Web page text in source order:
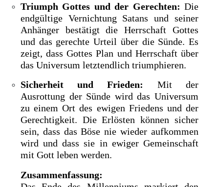
Triumph Gottes und der Gerechten: Die
endgültige Vernichtung Satans und seiner
Anhänger bestätigt die Herrschaft Gottes
und das gerechte Urteil über die Sünde. Es
zeigt, dass Gottes Plan und Herrschaft über
das Universum letztendlich triumphieren.
Sicherheit und Frieden:
Mit der
Ausrottung der Sünde wird das Universum
zu einem Ort des ewigen Friedens und der
Gerechtigkeit. Die Erlösten können sicher
sein, dass das Böse nie wieder aufkommen
wird und dass sie in ewiger Gemeinschaft
mit Gott leben werden.
Zusammenfassung: